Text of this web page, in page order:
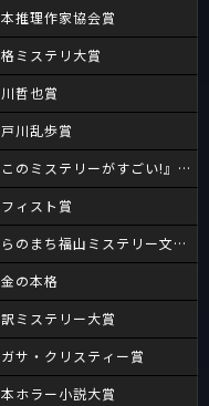
推理作家協会賞
ミステリ大賞
哲也賞
川乱歩賞
このミステリーがすごい!』大賞
フィスト賞
のまち福山ミステリー文学新
の本格
ミステリー大賞
サ・クリスティー賞
ホラー小説大賞